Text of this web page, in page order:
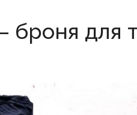
броня для